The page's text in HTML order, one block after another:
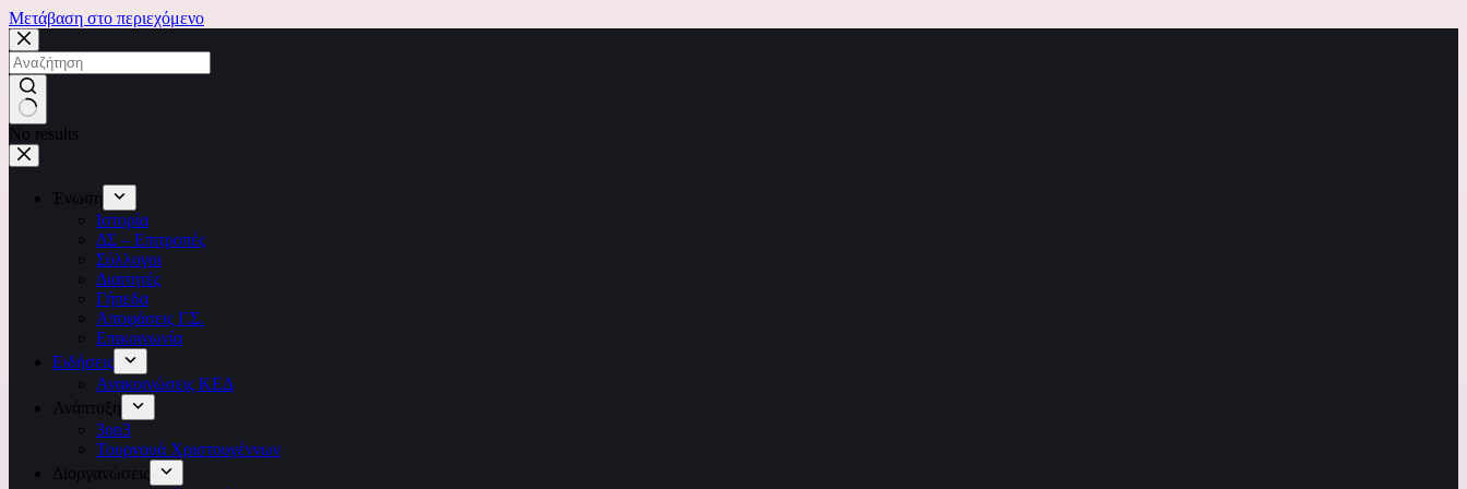
Μετάβαση στο περιεχόμενο
No results
Ένωση
Ιστορία
ΔΣ – Επιτροπές
Σύλλογοι
Διαιτητές
Γήπεδα
Αποφάσεις Γ.Σ.
Επικοινωνία
Ειδήσεις
Ανακοινώσεις ΚΕΔ
Ανάπτυξη
3on3
Τουρνουά Χριστουγέννων
Διοργανώσεις